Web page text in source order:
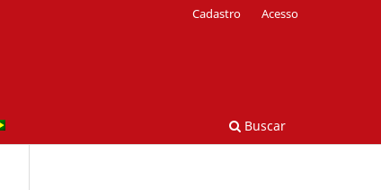
Buscar
Cadastro Acesso